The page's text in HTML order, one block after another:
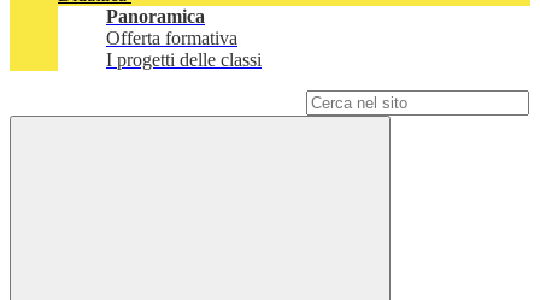
Panoramica
Offerta formativa
I progetti delle classi